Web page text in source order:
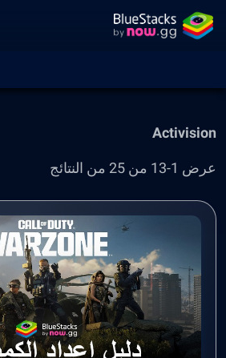
Activision
عرض 1-13 من 25 من النتائج